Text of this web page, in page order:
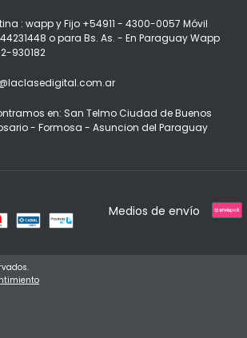
: wapp y Fijo +54911 - 4300-0057 Móvil
o para Bs. As. - En Paraguay Wapp
930182
en: San Telmo Ciudad de Buenos
- Formosa - Asuncion del Paraguay
Medios de envío